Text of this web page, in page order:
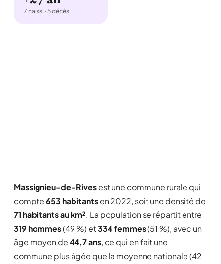
7 naiss. · 5 décès
Massignieu-de-Rivesest une commune rurale qui
compte653 habitantsen 2022, soit une densité de
71 habitants au km². La population se répartit entre
319 hommes(49 %) et334 femmes(51 %), avec un
âge moyen de44,7 ans, ce qui en fait une
commune plus âgée que la moyenne nationale (42